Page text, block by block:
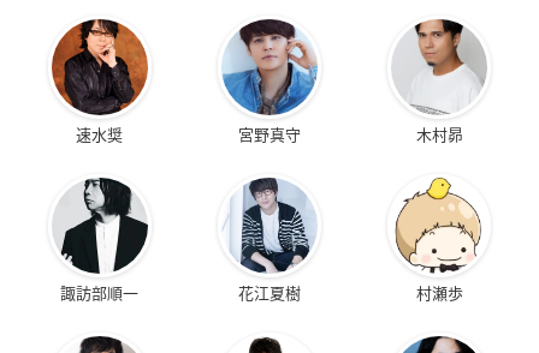
速水奨 宮野真守 木村昴
諏訪部順一 花江夏樹 村瀬歩